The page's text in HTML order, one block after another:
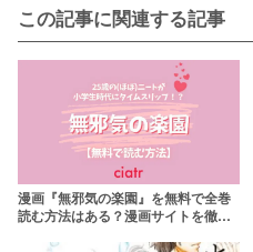
この記事に関連する記事
漫画『無邪気の楽園』を無料で全巻
読む方法はある？漫画サイトを徹底